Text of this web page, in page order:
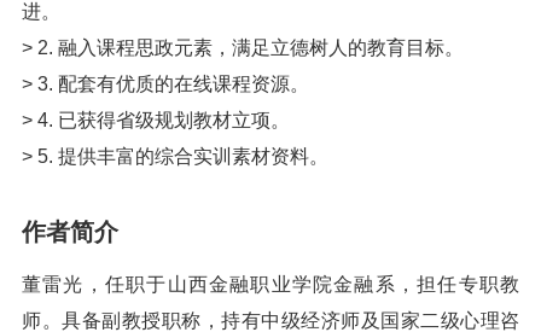
进。
> 2. 融入课程思政元素，满足立德树人的教育目标。
> 3. 配套有优质的在线课程资源。
> 4. 已获得省级规划教材立项。
> 5. 提供丰富的综合实训素材资料。
作者简介
董雷光，任职于山西金融职业学院金融系，担任专职教
师。具备副教授职称，持有中级经济师及国家二级心理咨